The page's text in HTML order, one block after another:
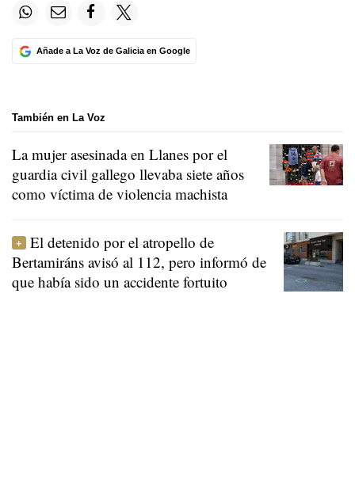
Añade a La Voz de Galicia en Google
También en La Voz
La mujer asesinada en Llanes por el
guardia civil gallego llevaba siete años
como víctima de violencia machista
El detenido por el atropello de
Bertamiráns avisó al 112, pero informó de
que había sido un accidente fortuito